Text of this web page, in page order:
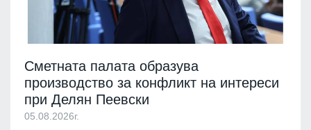
Сметната палата образува
производство за конфликт на интереси
при Делян Пеевски
05.08.2026г.